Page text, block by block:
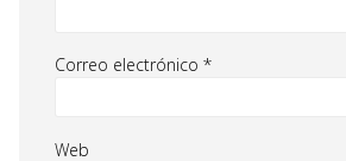
Correo electrónico *
Web